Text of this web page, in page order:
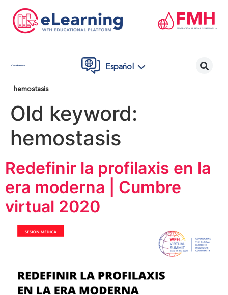
Contáctenos Español
hemostasis
Old keyword:
hemostasis
Redefinir la profilaxis en la
era moderna | Cumbre
virtual 2020